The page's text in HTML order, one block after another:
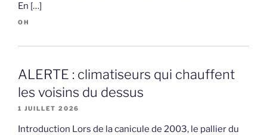
En […]
OH
ALERTE : climatiseurs qui chauffent
les voisins du dessus
1 JUILLET 2026
Introduction Lors de la canicule de 2003, le pallier du